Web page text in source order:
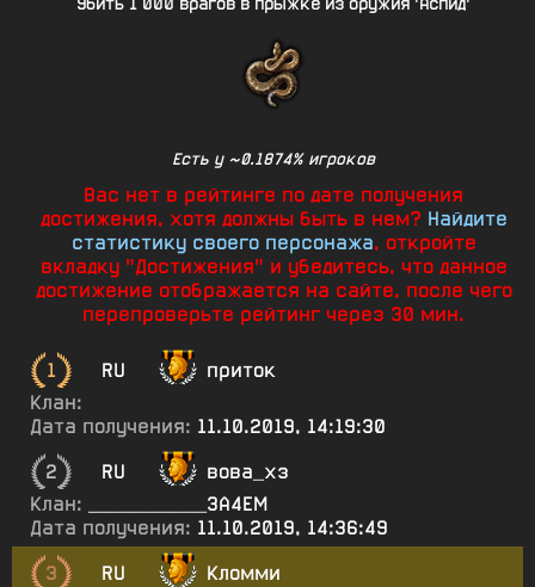
Есть у ~0.1874% игроков
Вас нет в рейтинге по дате получения
достижения, хотя должны быть в нем? Найдите
статистику своего персонажа, откройте
вкладку "Достижения" и убедитесь, что данное
достижение отображается на сайте, после чего
перепроверьте рейтинг через 30 мин.
1 RU
приток
Клан:
Дата получения: 11.10.2019, 14:19:30
2
RU
вова_хз
Клан:
___________ЗА4ЕМ
Дата получения: 11.10.2019, 14:36:49
3
RU
Кломми